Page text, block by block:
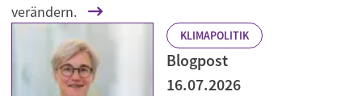
verändern.
KLIMAPOLITIK
Blogpost
16.07.2026